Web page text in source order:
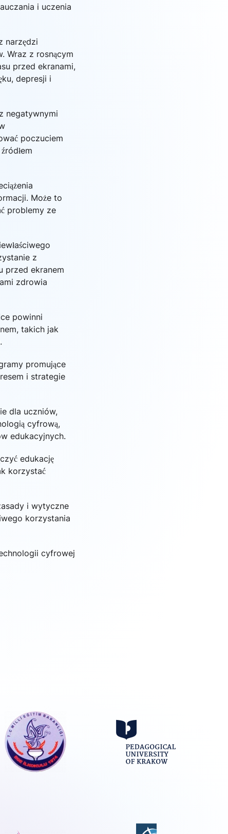
i uczenia
narzędzi
Wraz z rosnącym
przed ekranami,
depresji i
negatywnymi
poczuciem
Może to
problemy ze
z
przed ekranem
zdrowia
powinni
takich jak
promujące
i strategie
dla uczniów,
cyfrową,
edukacyjnych.
edukację
korzystać
i wytyczne
korzystania
cyfrowej